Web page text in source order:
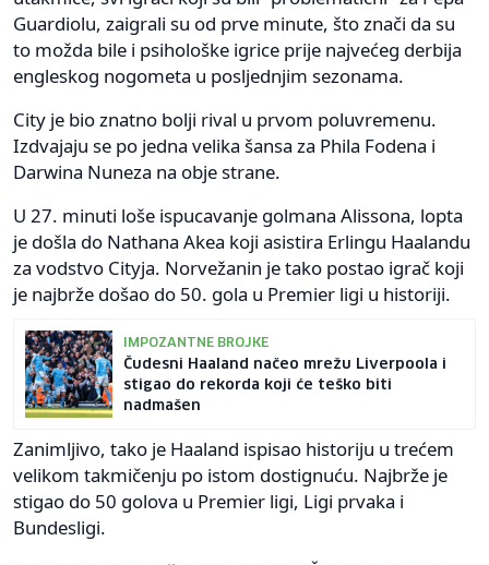
Guardiolu, zaigrali su od prve minute, što znači da su
to možda bile i psihološke igrice prije najvećeg derbija
engleskog nogometa u posljednjim sezonama.
City je bio znatno bolji rival u prvom poluvremenu.
Izdvajaju se po jedna velika šansa za Phila Fodena i
Darwina Nuneza na obje strane.
U 27. minuti loše ispucavanje golmana Alissona, lopta
je došla do Nathana Akea koji asistira Erlingu Haalandu
za vodstvo Cityja. Norvežanin je tako postao igrač koji
je najbrže došao do 50. gola u Premier ligi u historiji.
IMPOZANTNE BROJKE
Čudesni Haaland načeo mrežu Liverpoola i
stigao do rekorda koji će teško biti
nadmašen
Zanimljivo, tako je Haaland ispisao historiju u trećem
velikom takmičenju po istom dostignuću. Najbrže je
stigao do 50 golova u Premier ligi, Ligi prvaka i
Bundesligi.